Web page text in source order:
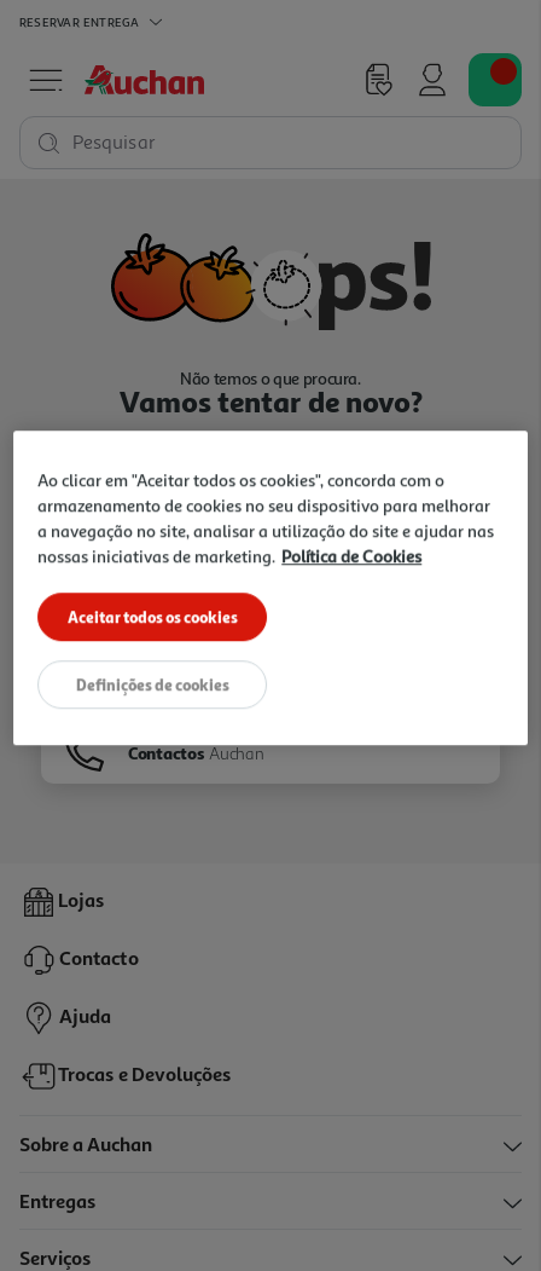
RESERVAR ENTREGA
Pesquisar
Não temos o que procura.
Vamos tentar de novo?
Ir para Homepage
Folhetos
Contactos Auchan
Lojas
Contacto
Ajuda
Trocas e Devoluções
Sobre a Auchan
Entregas
Serviços
Ao clicar em "Aceitar todos os cookies", concorda com o
armazenamento de cookies no seu dispositivo para melhorar
a navegação no site, analisar a utilização do site e ajudar nas
nossas iniciativas de marketing. Política de Cookies
Aceitar todos os cookies
Definições de cookies